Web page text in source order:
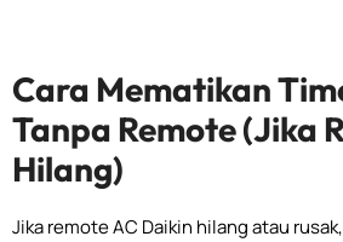
Cara Mematikan
Tanpa Remote (Jika
Hilang)
Jika remote AC Daikin hilang atau